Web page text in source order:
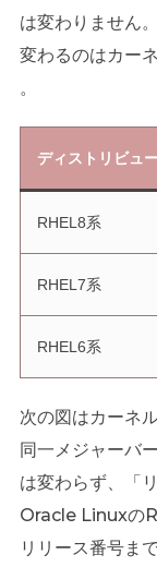
は変わりません。
変わるのはカー
。
ディストリビュ
RHEL8系
RHEL7系
RHEL6系
次の図はカーネ
同一メジャーバ
は変わらず、「
Oracle Linuxの
リリース番号ま